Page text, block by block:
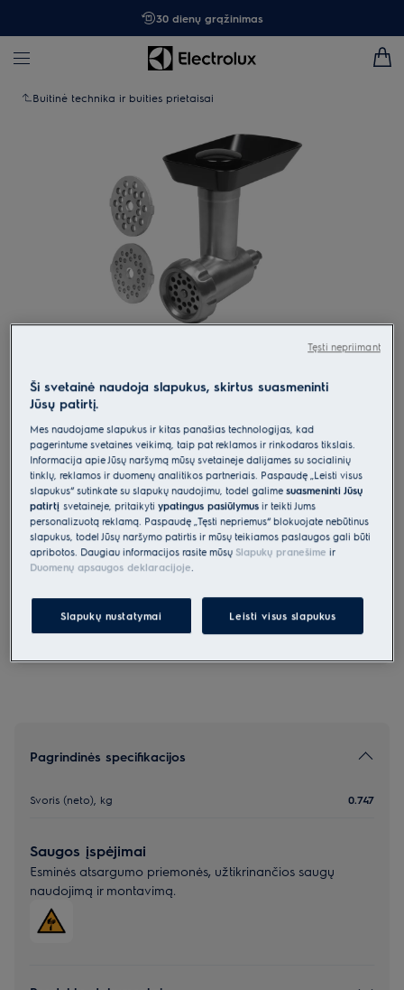
30 dienų grąžinimas
Buitinė technika ir buities prietaisai
ACCESSORYMG
Mėsmalė skirta virtuvės kombainui
4.3 (3)
Pagrindiniai privalumai
Šviežiai pagaminti mėsainiai arba jautienos tartarai, pagaminti
namuose naudojant mėsmalę.
*Produkto puslapio galerijoje pateiktos nuotraukos
ir vaizdo įrašai yra tik iliustraciniai ir gali netiksliai
Pagrindinės specifikacijos
Svoris (neto), kg 0.747
Saugos įspėjimai
Esminės atsargumo priemonės, užtikrinančios saugų
naudojimą ir montavimą.
Ši svetainė naudoja slapukus, skirtus suasmeninti
Jūsų patirtį.
Mes naudojame slapukus ir kitas panašias technologijas, kad
pagerintume svetainės veikimą, taip pat reklamos ir rinkodaros tikslais.
Informacija apie Jūsų naršymą mūsų svetainėje dalijamės su socialinių
tinklų, reklamos ir duomenų analitikos partneriais. Paspaudę „Leisti visus
slapukus“ sutinkate su slapukų naudojimu, todėl galimesuasmeninti Jūsų
patirtįsvetainėje, pritaikytiypatingus pasiūlymus ir teikti Jums
personalizuotą reklamą. Paspaudę „Tęsti nepriėmus“ blokuojate nebūtinus
slapukus, todėl Jūsų naršymo patirtis ir mūsų teikiamos paslaugos gali būti
apribotos. Daugiau informacijos rasite mūsų Slapukų pranešime ir
Duomenų apsaugos deklaracijoje.
Slapukų nustatymai Leisti visus slapukus
Tęsti nepriimant